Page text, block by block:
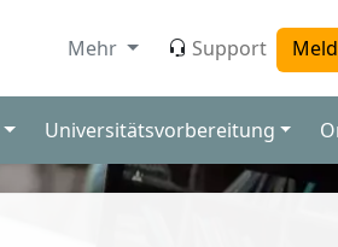
Mehr Support
Universitätsvorbereitung